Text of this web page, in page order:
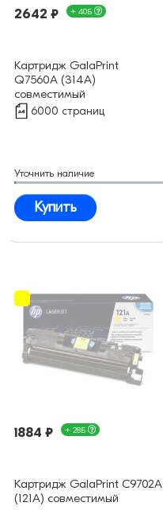
2642 ₽ + 40Б
Картридж GalaPrint
Q7560A (314A)
совместимый
6000 страниц
Уточнить наличие
Купить
1884 ₽ + 28Б
Картридж GalaPrint C9702A
(121A) совместимый